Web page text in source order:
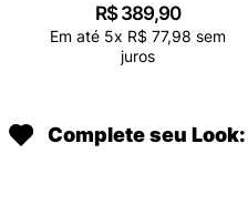
R$ 389,90
Em até 5x R$ 77,98 sem
juros
Complete seu Look: